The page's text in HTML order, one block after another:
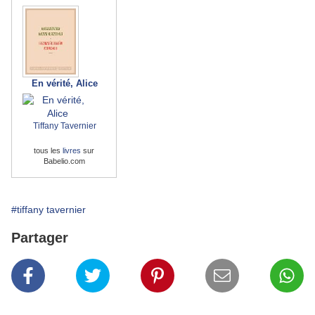
En vérité, Alice
Tiffany Tavernier
tous les livres sur
Babelio.com
#tiffany tavernier
Partager